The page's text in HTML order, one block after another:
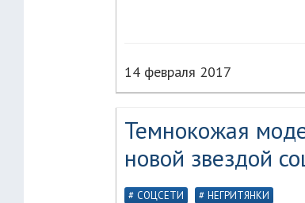
14 февраля 2017
Темнокожая
новой звездой
СОЦСЕТИ НЕГРИТЯНКИ